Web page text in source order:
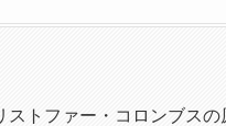
ストファー・コロンブス